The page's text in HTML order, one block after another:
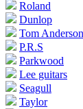
Roland
Dunlop
Tom Anderson
P.R.S
Parkwood
Lee guitars
Seagull
Taylor